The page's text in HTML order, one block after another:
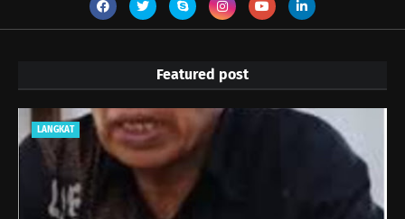
Featured post
LANGKAT